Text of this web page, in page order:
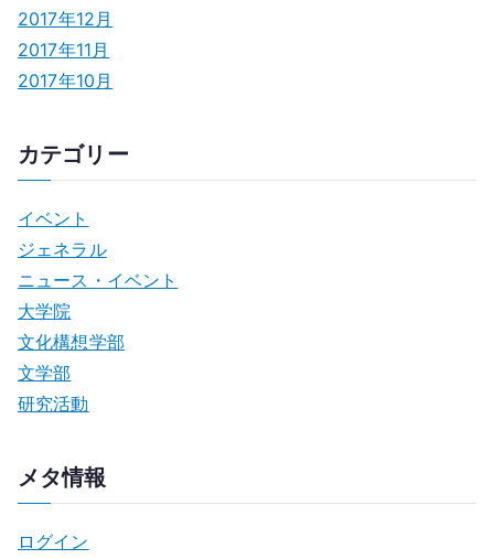
2017年12月
2017年11月
2017年10月
カテゴリー
イベント
ジェネラル
ニュース・イベント
大学院
文化構想学部
文学部
研究活動
メタ情報
ログイン